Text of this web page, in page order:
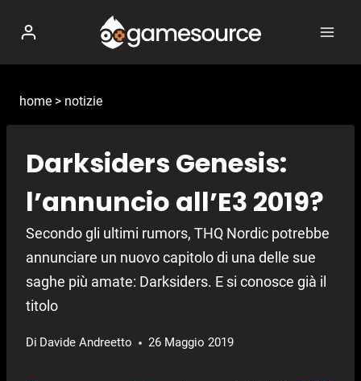
contenuto
home > notizie
Darksiders Genesis:
l’annuncio all’E3 2019?
Secondo gli ultimi rumors, THQ Nordic potrebbe
annunciare un nuovo capitolo di una delle sue
saghe più amate: Darksiders. E si conosce già il
titolo
Di Davide Andreetto 26 Maggio 2019